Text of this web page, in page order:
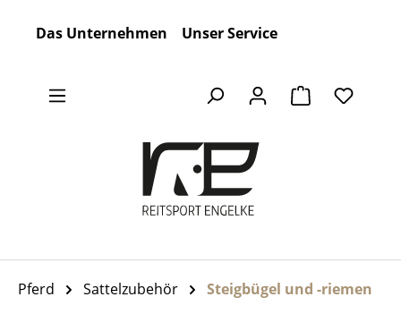
Das Unternehmen Unser Service
Warenkorb
Pferd Sattelzubehör Steigbügel und -riemen